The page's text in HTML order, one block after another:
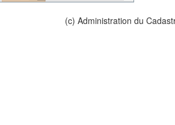
(c) Administration du